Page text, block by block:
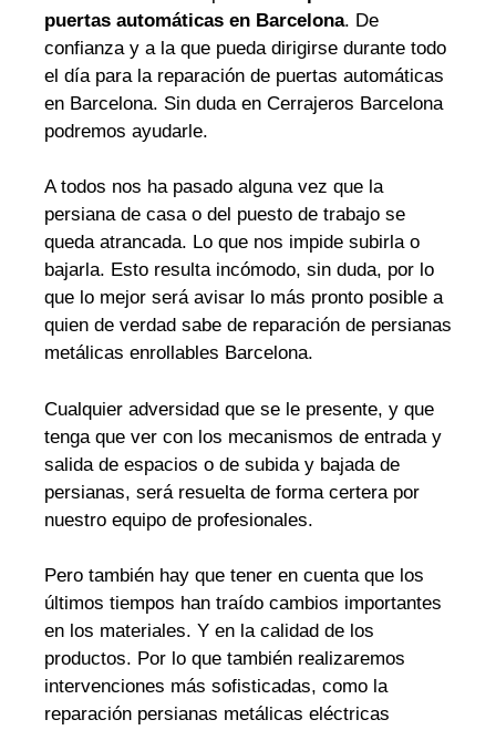
puertas automáticas en Barcelona. De
confianza y a la que pueda dirigirse durante todo
el día para la reparación de puertas automáticas
en Barcelona. Sin duda en Cerrajeros Barcelona
podremos ayudarle.
A todos nos ha pasado alguna vez que la
persiana de casa o del puesto de trabajo se
queda atrancada. Lo que nos impide subirla o
bajarla. Esto resulta incómodo, sin duda, por lo
que lo mejor será avisar lo más pronto posible a
quien de verdad sabe de reparación de persianas
metálicas enrollables Barcelona.
Cualquier adversidad que se le presente, y que
tenga que ver con los mecanismos de entrada y
salida de espacios o de subida y bajada de
persianas, será resuelta de forma certera por
nuestro equipo de profesionales.
Pero también hay que tener en cuenta que los
últimos tiempos han traído cambios importantes
en los materiales. Y en la calidad de los
productos. Por lo que también realizaremos
intervenciones más sofisticadas, como la
reparación persianas metálicas eléctricas